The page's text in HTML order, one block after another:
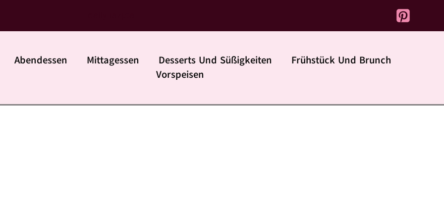
Abendessen Mittagessen Desserts Und Süßigkeiten
Frühstück Und Brunch
Vorspeisen